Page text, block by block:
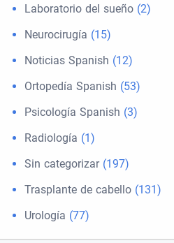
Laboratorio del sueño (2)
Neurocirugía (15)
Noticias Spanish (12)
Ortopedía Spanish (53)
Psicología Spanish (3)
Radiología (1)
Sin categorizar(197)
Trasplante de cabello (131)
Urología (77)